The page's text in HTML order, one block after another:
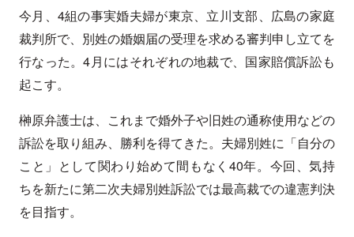
今月、4組の事実婚夫婦が東京、立川支部、広島の家庭
裁判所で、別姓の婚姻届の受理を求める審判申し立てを
行なった。4月にはそれぞれの地裁で、国家賠償訴訟も
起こす。
榊原弁護士は、これまで婚外子や旧姓の通称使用などの
訴訟を取り組み、勝利を得てきた。夫婦別姓に「自分の
こと」として関わり始めて間もなく40年。今回、気持
ちを新たに第二次夫婦別姓訴訟では最高裁での違憲判決
を目指す。